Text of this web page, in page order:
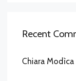
Recent
Chiara